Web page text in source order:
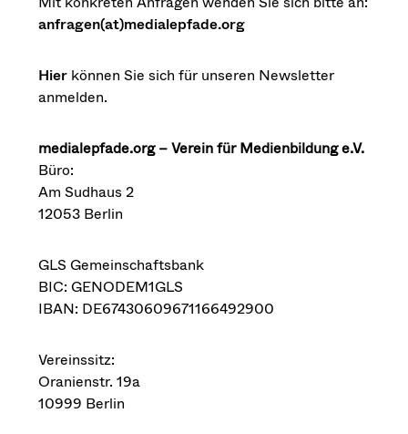
anfragen(at)medialepfade.org
Hierkönnen Sie sich für unseren Newsletter
anmelden.
medialepfade.org – Verein für Medienbildung e.V.
Büro:
Am Sudhaus 2
12053 Berlin
GLS Gemeinschaftsbank
BIC: GENODEM1GLS
IBAN: DE67430609671166492900
Vereinssitz:
Oranienstr. 19a
10999 Berlin